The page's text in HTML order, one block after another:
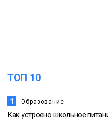
ТОП 10
1 Образование
Как устроено школьное